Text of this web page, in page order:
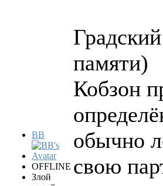
BB
OFFLINE
Злой
памяти)
Кобзон
обычно
свою